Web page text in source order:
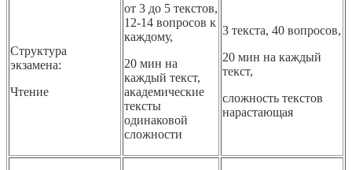
Структура
экзамена:
Чтение
от 3 до 5 текстов,
12-14 вопросов к
каждому,
20 мин на
каждый текст,
академические
тексты
одинаковой
сложности
3 текста, 40 вопросов,
20 мин на каждый
текст,
сложность текстов
нарастающая